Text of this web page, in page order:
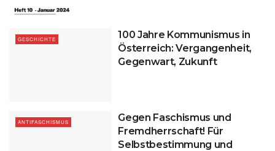
GESCHICHTE
100 Jahre Kommunismus in
Österreich: Vergangenheit,
Gegenwart, Zukunft
ANTIFASCHISMUS
Gegen Faschismus und
Fremdherrschaft! Für
Selbstbestimmung und